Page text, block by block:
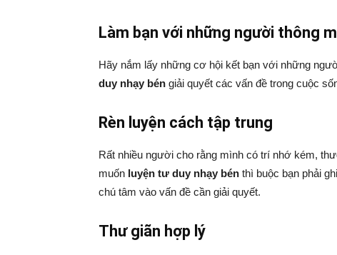
Làm bạn với những người thông
Hãy nắm lấy những cơ hội kết bạn với những
duy nhạy bén giải quyết các vấn đề trong cuộc
Rèn luyện cách tập trung
Rất nhiều người cho rằng mình có trí nhớ kém,
muốn luyện tư duy nhạy bén thì buộc bạn phải
chú tâm vào vấn đề cần giải quyết.
Thư giãn hợp lý